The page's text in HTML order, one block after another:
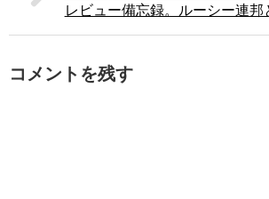
レビュー備忘録。ルーシー連邦
コメントを残す